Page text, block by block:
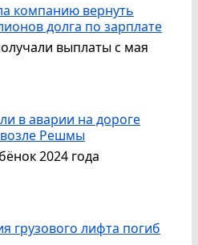
компанию вернуть
долга по зарплате
выплаты с мая
в аварии на дороге
Решмы
2024 года
грузового лифта погиб